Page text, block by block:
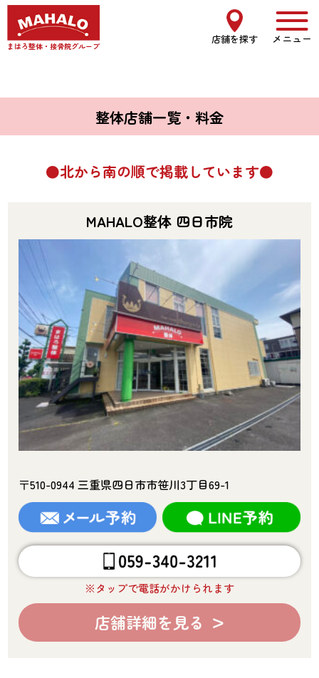
まはろ整体・接骨院グループ 店舗を探す メニュー
整体店舗一覧・料金
北から南の順で掲載しています
MAHALO整体 四日市院
〒510-0944 三重県四日市市笹川3丁目69-1
※タップで電話がかけられます
店舗詳細を見る